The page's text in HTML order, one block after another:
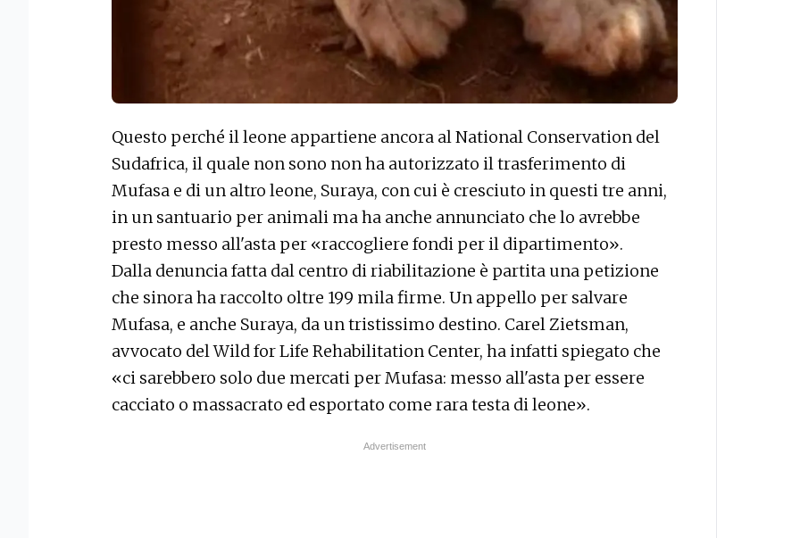
Questo perché il leone appartiene ancora al National Conservation del
Sudafrica, il quale non sono non ha autorizzato il trasferimento di
Mufasa e di un altro leone, Suraya, con cui è cresciuto in questi tre anni,
in un santuario per animali ma ha anche annunciato che lo avrebbe
presto messo all'asta per «raccogliere fondi per il dipartimento».
Dalla denuncia fatta dal centro di riabilitazione è partita una petizione
che sinora ha raccolto oltre 199 mila firme. Un appello per salvare
Mufasa, e anche Suraya, da un tristissimo destino. Carel Zietsman,
avvocato del Wild for Life Rehabilitation Center, ha infatti spiegato che
«ci sarebbero solo due mercati per Mufasa: messo all'asta per essere
cacciato o massacrato ed esportato come rara testa di leone».